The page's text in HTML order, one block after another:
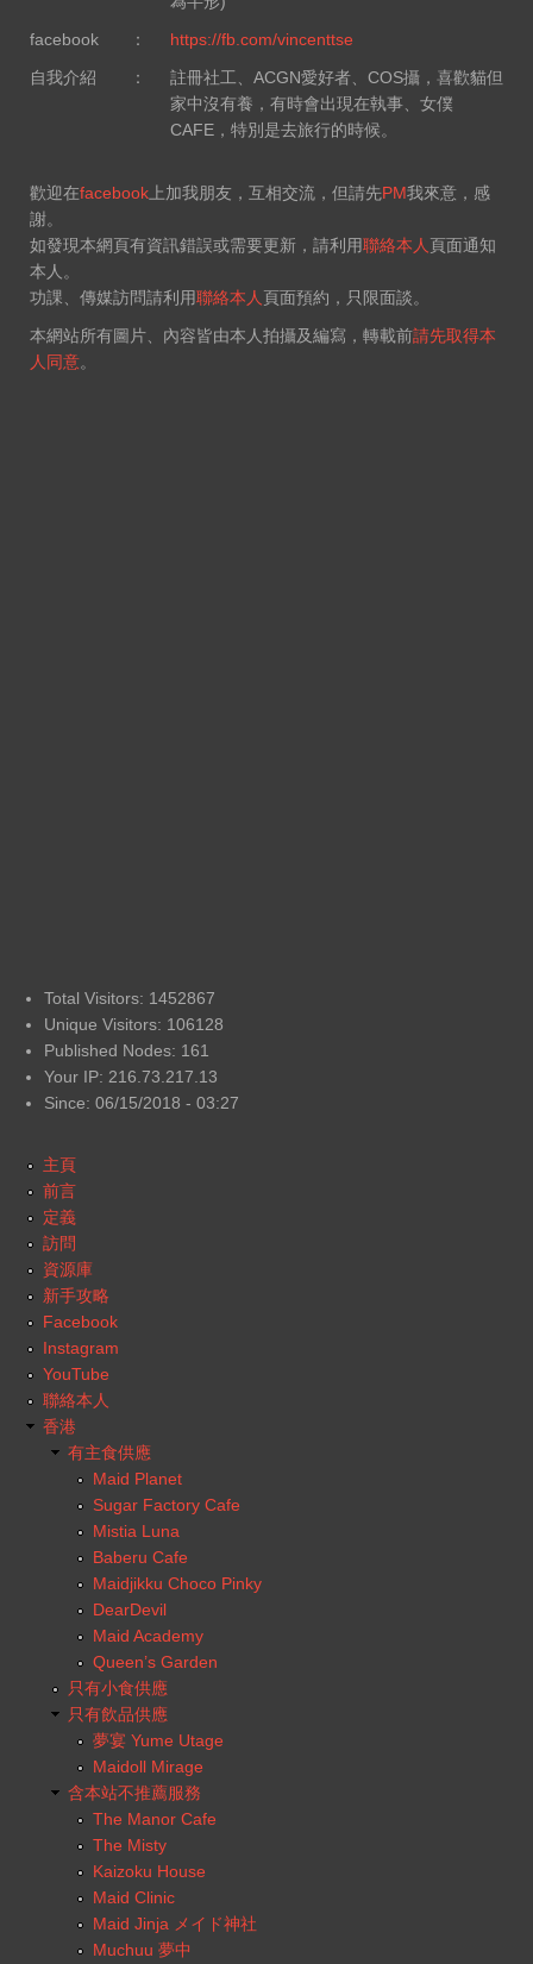
facebook
：
https://fb.com/vincenttse
自我介紹
：
註冊社工、ACGN愛好者、COS攝，喜歡貓但
家中沒有養，有時會出現在執事、女僕
CAFE，特別是去旅行的時候。
歡迎在facebook 上加我朋友，互相交流，但請先PM我來意，感
謝。
如發現本網頁有資訊錯誤或需要更新，請利用聯絡本人 頁面通知
本人。
功課、傳媒訪問請利用聯絡本人 頁面預約，只限面談。
本網站所有圖片、內容皆由本人拍攝及編寫，轉載前請先取得本
人同意。
Total Visitors: 1452867
Unique Visitors: 106128
Published Nodes: 161
Your IP: 216.73.217.13
Since: 06/15/2018 - 03:27
主頁
前言
定義
訪問
資源庫
新手攻略
Facebook
Instagram
YouTube
聯絡本人
香港
有主食供應
Maid Planet
Sugar Factory Cafe
Mistia Luna
Baberu Cafe
Maidjikku Choco Pinky
DearDevil
Maid Academy
Queen’s Garden
只有小食供應
只有飲品供應
夢宴 Yume Utage
Maidoll Mirage
含本站不推薦服務
The Manor Cafe
The Misty
Kaizoku House
Maid Clinic
Maid Jinja メイド神社
Muchuu 夢中